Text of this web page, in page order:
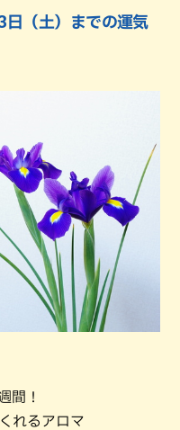
（土）までの運気
間！
れるアロマ